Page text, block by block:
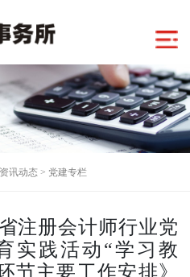
资讯动态 > 党建专栏
注册会计师行业党
实践活动“学习教
节主要工作安排》